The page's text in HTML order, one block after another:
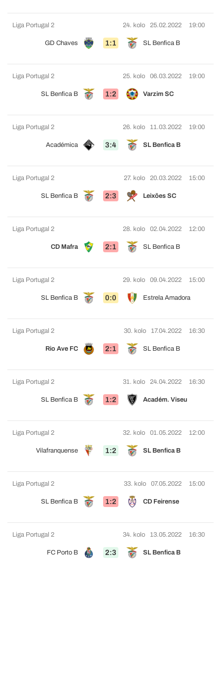
Liga Portugal 2 24. kolo 25.02.2022 19:00
GD Chaves 1:1 SL Benfica B
Liga Portugal 2 25. kolo 06.03.2022 19:00
SL Benfica B 1:2 Varzim SC
Liga Portugal 2 26. kolo 11.03.2022 19:00
Académica 3:4 SL Benfica B
Liga Portugal 2 27. kolo 20.03.2022 15:00
SL Benfica B 2:3 Leixões SC
Liga Portugal 2 28. kolo 02.04.2022 12:00
CD Mafra 2:1 SL Benfica B
Liga Portugal 2 29. kolo 09.04.2022 15:00
SL Benfica B 0:0 Estrela Amadora
Liga Portugal 2 30. kolo 17.04.2022 16:30
Rio Ave FC 2:1 SL Benfica B
Liga Portugal 2 31. kolo 24.04.2022 16:30
SL Benfica B 1:2 Académ. Viseu
Liga Portugal 2 32. kolo 01.05.2022 12:00
Vilafranquense 1:2 SL Benfica B
Liga Portugal 2 33. kolo 07.05.2022 15:00
SL Benfica B 1:2 CD Feirense
Liga Portugal 2 34. kolo 13.05.2022 16:30
FC Porto B 2:3 SL Benfica B